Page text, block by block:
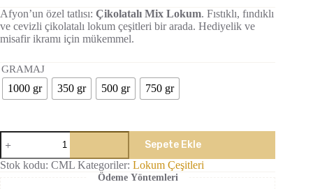
227.50₺
-
650.00₺
Afyon’un özel tatlısı: Çikolatalı Mix Lokum. Fıstıklı, fındıklı
ve cevizli çikolatalı lokum çeşitleri bir arada. Hediyelik ve
misafir ikramı için mükemmel.
GRAMAJ
1000 gr 350 gr 500 gr 750 gr
Çikolatalı
Mix
Lokum
adet
Sepete Ekle
Stok kodu: CML Kategoriler: Lokum Çeşitleri
Ödeme Yöntemleri